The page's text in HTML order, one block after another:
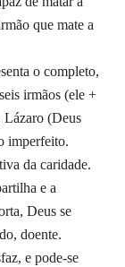
que mate a
o completo,
irmãos (ele +
Lázaro (Deus
imperfeito.
da caridade.
e a
Deus se
doente.
e pode-se